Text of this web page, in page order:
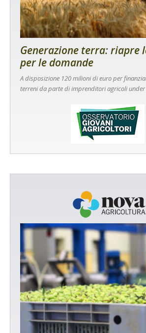
Generazione terra: riapre
per le domande
A disposizione 120 milioni di euro per
terreni da parte di imprenditori agricoli under